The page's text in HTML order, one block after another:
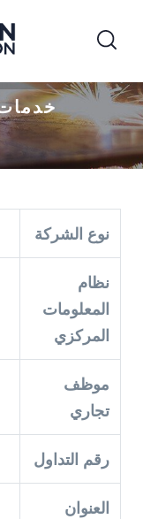
نوع الشركة
نظام
المعلومات
المركزي
موظف
تجاري
رقم التداول
العنوان